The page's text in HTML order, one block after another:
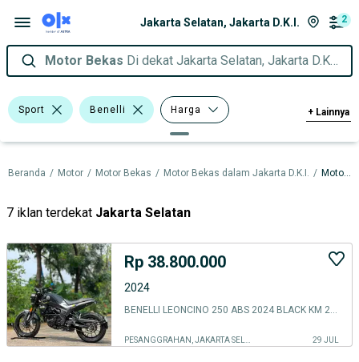
Jakarta Selatan, Jakarta D.K.I. 2
Motor Bekas Di dekat Jakarta Selatan, Jakarta D.K.I.
Sport Benelli Harga
Merek Dan Model Tahun
Tipe Membership
+ Lainnya
Beranda / Motor / Motor Bekas / Motor Bekas dalam Jakarta D.K.I. / Motor Bekas dalam Jakarta Selatan
7 iklan terdekat Jakarta Selatan
Rp 38.800.000
2024
BENELLI LEONCINO 250 ABS 2024 BLACK KM 2K PAJAK PANJANG TANPA PR
29 JUL